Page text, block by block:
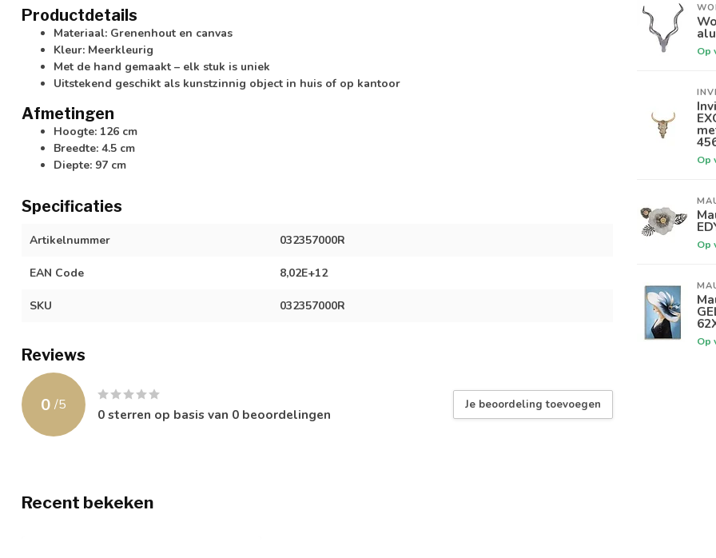
Productdetails
Materiaal: Grenenhout en canvas
Kleur: Meerkleurig
Met de hand gemaakt – elk stuk is uniek
Uitstekend geschikt als kunstzinnig object in huis of op kantoor
Afmetingen
Hoogte: 126 cm
Breedte: 4.5 cm
Diepte: 97 cm
Specificaties
Artikelnummer 032357000R
EAN Code 8,02E+12
SKU 032357000R
Reviews
0 /5
0sterren op basis van 0 beoordelingen
Je beoordeling toevoegen
Op
Op
Op
Op
Recent bekeken